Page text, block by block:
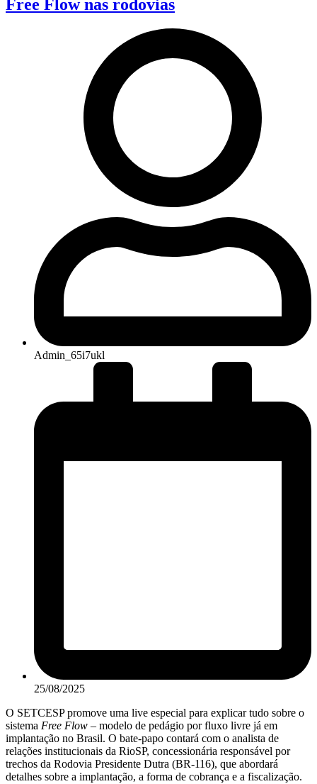
Free Flow nas rodovias
Admin_65i7ukl
25/08/2025
O SETCESP promove uma live especial para explicar tudo sobre o
sistema Free Flow – modelo de pedágio por fluxo livre já em
implantação no Brasil. O bate-papo contará com o analista de
relações institucionais da RioSP, concessionária responsável por
trechos da Rodovia Presidente Dutra (BR-116), que abordará
detalhes sobre a implantação, a forma de cobrança e a fiscalização.